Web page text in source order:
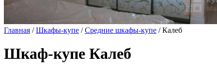
Главная /Шкафы-купе /Средние шкафы-купе / Калеб
Шкаф-купе Калеб